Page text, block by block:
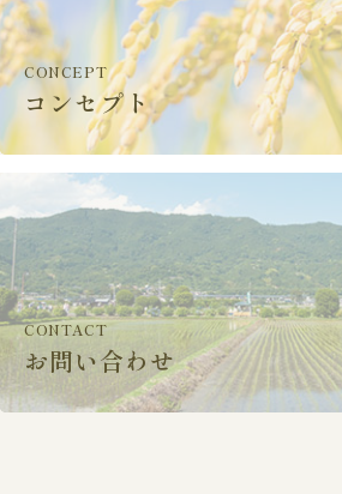
CONCEPT
コンセプト
CONTACT
お問い合わせ